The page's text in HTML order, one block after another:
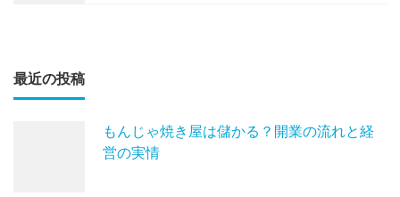
最近の投稿
もんじゃ焼き屋は儲かる？開業の流れと経
営の実情